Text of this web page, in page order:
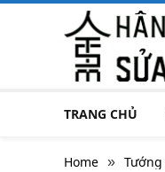
TRANG CHỦ
Home »